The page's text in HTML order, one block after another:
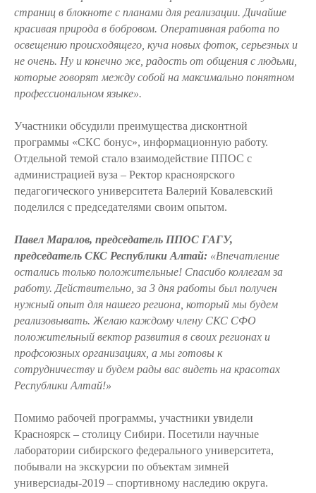
страниц в блокноте с планами для реализации. Дичайше
красивая природа в бобровом. Оперативная работа по
освещению происходящего, куча новых фоток, серьезных и
не очень. Ну и конечно же, радость от общения с людьми,
которые говорят между собой на максимально понятном
профессиональном языке».
Участники обсудили преимущества дисконтной
программы «СКС бонус», информационную работу.
Отдельной темой стало взаимодействие ППОС с
администрацией вуза – Ректор красноярского
педагогического университета Валерий Ковалевский
поделился с председателями своим опытом.
Павел Маралов, председатель ППОС ГАГУ,
председатель СКС Республики Алтай: «Впечатление
остались только положительные! Спасибо коллегам за
работу. Действительно, за 3 дня работы был получен
нужный опыт для нашего региона, который мы будем
реализовывать. Желаю каждому члену СКС СФО
положительный вектор развития в своих регионах и
профсоюзных организациях, а мы готовы к
сотрудничеству и будем рады вас видеть на красотах
Республики Алтай!»
Помимо рабочей программы, участники увидели
Красноярск – столицу Сибири. Посетили научные
лаборатории сибирского федерального университета,
побывали на экскурсии по объектам зимней
универсиады-2019 – спортивному наследию округа.